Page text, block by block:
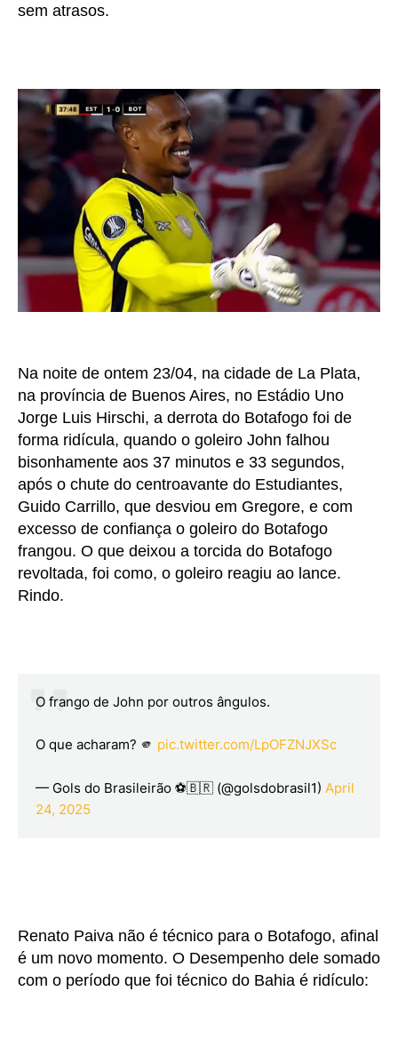
sem atrasos.
Na noite de ontem 23/04, na cidade de La Plata,
na província de Buenos Aires, no Estádio Uno
Jorge Luis Hirschi, a derrota do Botafogo foi de
forma ridícula, quando o goleiro John falhou
bisonhamente aos 37 minutos e 33 segundos,
após o chute do centroavante do Estudiantes,
Guido Carrillo, que desviou em Gregore, e com
excesso de confiança o goleiro do Botafogo
frangou. O que deixou a torcida do Botafogo
revoltada, foi como, o goleiro reagiu ao lance.
Rindo.
O frango de John por outros ângulos.
O que acharam? 🫵 pic.twitter.com/LpOFZNJXSc
— Gols do Brasileirão ⚽️🇧🇷 (@golsdobrasil1) April
24, 2025
Renato Paiva não é técnico para o Botafogo, afinal
é um novo momento. O Desempenho dele somado
com o período que foi técnico do Bahia é ridículo: